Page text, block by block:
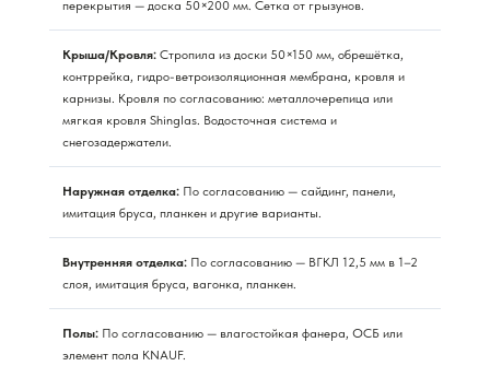
перекрытия — доска 50×200 мм. Сетка от грызунов.
Крыша/Кровля: Стропила из доски 50×150 мм, обрешётка,
контррейка, гидро-ветроизоляционная мембрана, кровля и
карнизы. Кровля по согласованию: металлочерепица или
мягкая кровля Shinglas. Водосточная система и
снегозадержатели.
Наружная отделка: По согласованию — сайдинг, панели,
имитация бруса, планкен и другие варианты.
Внутренняя отделка: По согласованию — ВГКЛ 12,5 мм в 1–2
слоя, имитация бруса, вагонка, планкен.
Полы: По согласованию — влагостойкая фанера, ОСБ или
элемент пола KNAUF.